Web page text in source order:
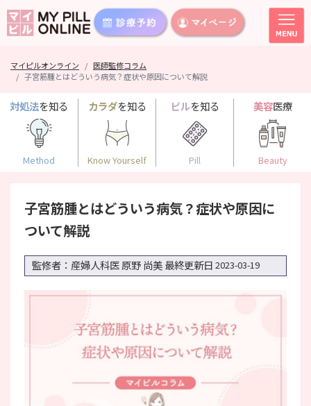
マイピルオンライン
医師監修コラム
子宮筋腫とはどういう病気？症状や原因について解説
対処法を知る
Method
カラダを知る
Know Yourself
ピルを知る
Pill
美容医療
Beauty
子宮筋腫とはどういう病気？症状や原因に
ついて解説
監修者：産婦人科医 原野 尚美最終更新日 2023-03-19